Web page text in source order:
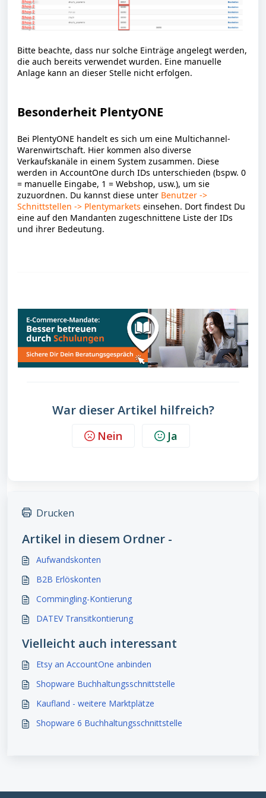
Bitte beachte, dass nur solche Einträge angelegt werden,
die auch bereits verwendet wurden. Eine manuelle
Anlage kann an dieser Stelle nicht erfolgen.
Besonderheit PlentyONE
Bei PlentyONE handelt es sich um eine Multichannel-
Warenwirtschaft. Hier kommen also diverse
Verkaufskanäle in einem System zusammen. Diese
werden in AccountOne durch IDs unterschieden (bspw. 0
= manuelle Eingabe, 1 = Webshop, usw.), um sie
zuzuordnen. Du kannst diese unter Benutzer ->
Schnittstellen -> Plentymarkets einsehen. Dort findest Du
eine auf den Mandanten zugeschnittene Liste der IDs
und ihrer Bedeutung.
War dieser Artikel hilfreich?
Nein Ja
Drucken
Artikel in diesem Ordner -
Aufwandskonten
B2B Erlöskonten
Commingling-Kontierung
DATEV Transitkontierung
Vielleicht auch interessant
Etsy an AccountOne anbinden
Shopware Buchhaltungsschnittstelle
Kaufland - weitere Marktplätze
Shopware 6 Buchhaltungsschnittstelle